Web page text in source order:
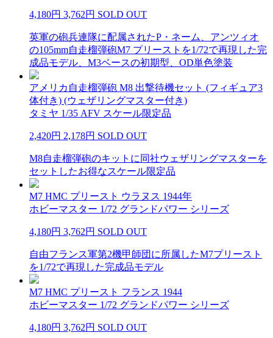
4,180円 3,762円 SOLD OUT
英軍の砲兵連隊に配属されたP・ネーム、アンツィオ
の105mm自走榴弾砲M7 プリーストを1/72で再現した完
成品モデル、M3ベースの初期型、OD単色塗装
アメリカ自走榴弾砲 M8 出撃待機セット (フィギュア3
体付き) (ウェザリングマスター付き)
タミヤ 1/35 AFV スケール限定品
2,420円 2,178円 SOLD OUT
M8自走榴弾砲のキットに同社ウェザリングマスターを
セットしたお得なスケール限定品
M7 HMC プリースト ウラヌス 1944年
ホビーマスター 1/72 グランドパワー シリーズ
4,180円 3,762円 SOLD OUT
自由フランス軍第2機甲師団に所属したM7プリースト
を1/72で再現した完成品モデル
M7 HMC プリースト フランス 1944
ホビーマスター 1/72 グランドパワー シリーズ
4,180円 3,762円 SOLD OUT